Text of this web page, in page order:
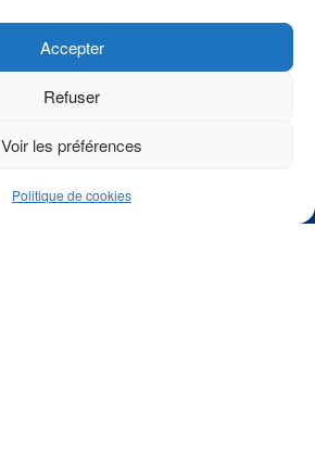
Accepter
Refuser
Voir les préférences
Politique de cookies
Espace Client
FAQ